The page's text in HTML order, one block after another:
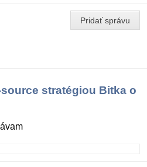
Pridať správu
stratégiou Bitka o